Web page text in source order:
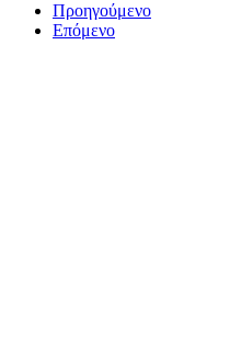
Προηγούμενο
Επόμενο